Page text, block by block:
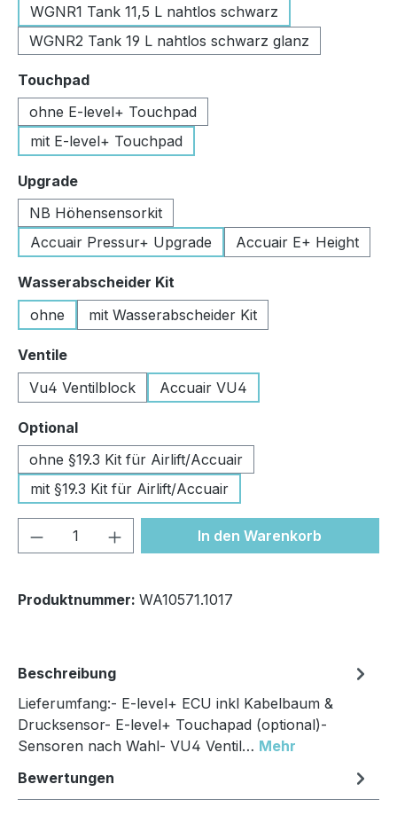
WGNR1 Tank 11,5 L nahtlos schwarz
WGNR2 Tank 19 L nahtlos schwarz glanz
Touchpadauswählen
ohne E-level+ Touchpad
mit E-level+ Touchpad
Upgradeauswählen
NB Höhensensorkit
Accuair Pressur+ Upgrade
Accuair E+ Height
Wasserabscheider Kit
ohne
mit Wasserabscheider Kit
Ventileauswählen
Vu4 Ventilblock
Accuair VU4
Optionalauswählen
ohne §19.3 Kit für Airlift/Accuair
mit §19.3 Kit für Airlift/Accuair
Produkt Anzahl: Gib denIn den Warenkorb
Produktnummer: WA10571.1017
Beschreibung
Lieferumfang:- E-level+ ECU inkl Kabelbaum &
Drucksensor- E-level+ Touchapad (optional)-
Sensoren nach Wahl- VU4 Ventil… Mehr
Bewertungen